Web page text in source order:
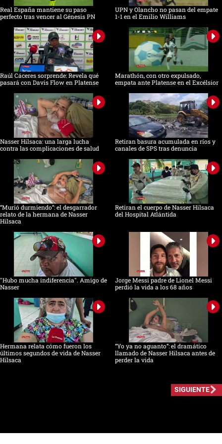
Real España mantiene su paso
perfecto tras vencer al Génesis PN
UPN y Olancho no pasan del empate
1-1 en el Emilio Williams
Raúl Cáceres sorprende: Revela qué
pasará con Davis Flow en Platense
Marathón, con otro expulsado,
empata ante Platense en el Excélsior
Nasser Hilsaca: una larga lucha
contra las complicaciones de salud
Retiran basura acumulada en ríos y
canales de SPS tras denuncia
“Murió durmiendo”: el desgarrador
relato de la hermana de Nasser
Hilsaca
Retiran el cuerpo de Nasser Hilsaca
del Hospital Atlántida
"Hubo mucha indiferencia". Amigo de
Nasser
Jorge Messi padre de Lionel Messi
perdió la vida a los 68 años
Hermana relata cómo fueron los
últimos segundos de vida de Nasser
Hilsaca
“Yo ya no aguanto”: el dramático
llamado de Nasser Hilsaca antes de
perder la vida
SIGUIENTE